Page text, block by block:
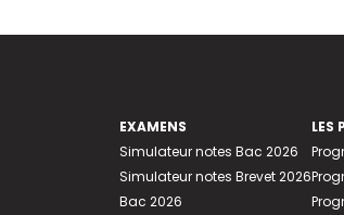
EXAMENS
Simulateur notes Bac 2026
Simulateur notes Brevet 2026
Bac 2026
LES